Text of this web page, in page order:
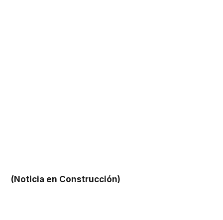
(Noticia en Construcción)